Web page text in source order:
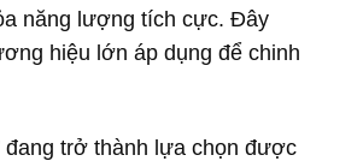
năng lượng tích cực. Đây
hiệu lớn áp dụng để chinh
trở thành lựa chọn được